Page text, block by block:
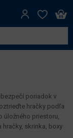
poriadok v
hračky podľa
úložného priestoru,
hračky, skrinka, boxy
do Vášho domova